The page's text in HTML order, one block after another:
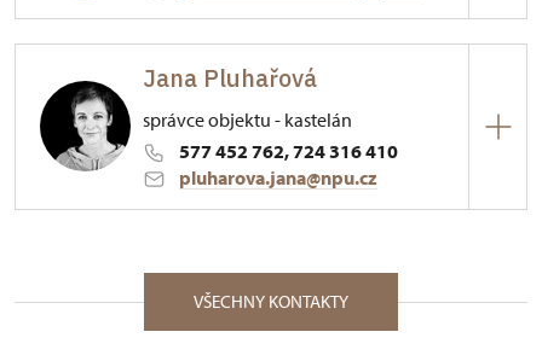
Palackého nám. 376/, Vizovice 76312
Jana Pluhařová
správce objektu - kastelán
577 452 762, 724 316 410
pluharova.jana@npu.cz
Palackého nám. 376/, Vizovice 76312
Absolventka Gymnázia ve Zlíně, zaměření
VŠECHNY KONTAKTY